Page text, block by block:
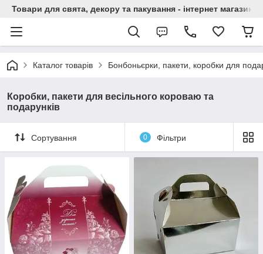
Товари для свята, декору та пакування - інтернет магазин
Каталог товарів Бонбоньєрки, пакети, коробки для
Коробки, пакети для весільного короваю та
подарунків
Сортування 0 Фільтри